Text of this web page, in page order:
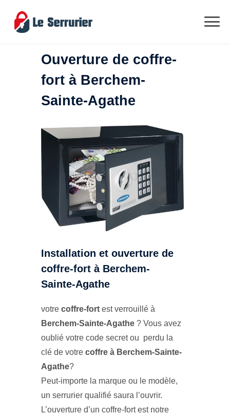
Ouverture de coffre-
fort à Berchem-
Sainte-Agathe
Installation et ouverture de
coffre-fort à Berchem-
Sainte-Agathe
votre coffre-fort est verrouillé à
Berchem-Sainte-Agathe ? Vous avez
oublié votre code secret ou perdu la
clé de votre coffre à Berchem-Sainte-
Agathe?
Peut-importe la marque ou le modèle,
un serrurier qualifié saura l’ouvrir.
L’ouverture d’un coffre-fort est notre